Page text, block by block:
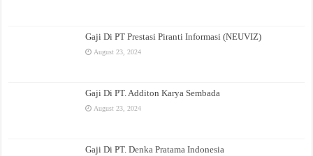
Gaji Di PT Prestasi Piranti Informasi (NEUVIZ)
August 23, 2024
Gaji Di PT. Additon Karya Sembada
August 23, 2024
Gaji Di PT. Denka Pratama Indonesia